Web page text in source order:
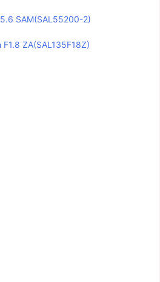
SAM(SAL55200-2)
ZA(SAL135F18Z)